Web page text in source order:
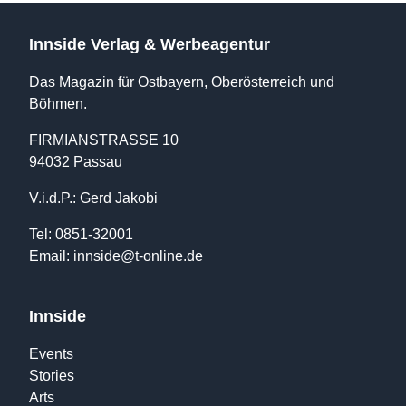
Innside Verlag & Werbeagentur
Das Magazin für Ostbayern, Oberösterreich und
Böhmen.
FIRMIANSTRASSE 10
94032 Passau
V.i.d.P.: Gerd Jakobi
Tel: 0851-32001
Email: innside@t-online.de
Innside
Events
Stories
Arts